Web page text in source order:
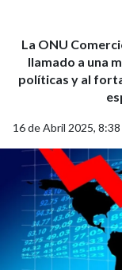
La ONU
llamado a una
políticas y al
16 de Abril 2025,